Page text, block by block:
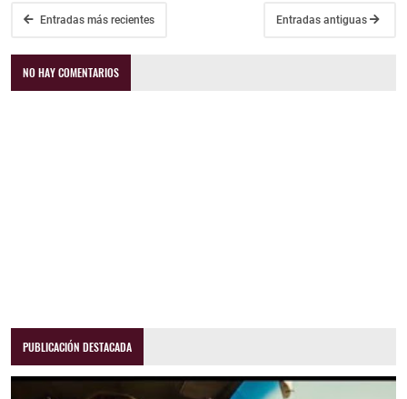
Entradas más recientes Entradas antiguas
NO HAY COMENTARIOS
PUBLICACIÓN DESTACADA